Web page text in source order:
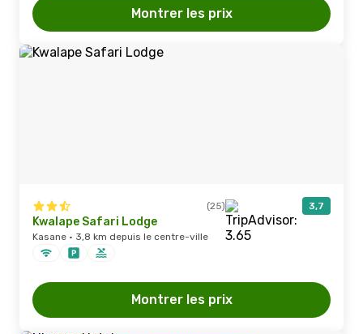
Montrer les prix
(25) 3,7
Kwalape Safari Lodge
Kasane · 3,8 km depuis le centre-ville
Montrer les prix